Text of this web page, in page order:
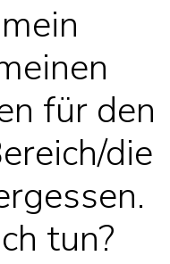
für den
die
tun?